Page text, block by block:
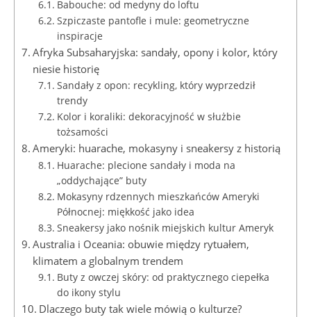
Babouche: od medyny do loftu
Szpiczaste pantofle i mule: geometryczne
inspiracje
Afryka Subsaharyjska: sandały, opony i kolor, który
niesie historię
Sandały z opon: recykling, który wyprzedził
trendy
Kolor i koraliki: dekoracyjność w służbie
tożsamości
Ameryki: huarache, mokasyny i sneakersy z historią
Huarache: plecione sandały i moda na
„oddychające” buty
Mokasyny rdzennych mieszkańców Ameryki
Północnej: miękkość jako idea
Sneakersy jako nośnik miejskich kultur Ameryk
Australia i Oceania: obuwie między rytuałem,
klimatem a globalnym trendem
Buty z owczej skóry: od praktycznego ciepełka
do ikony stylu
Dlaczego buty tak wiele mówią o kulturze?